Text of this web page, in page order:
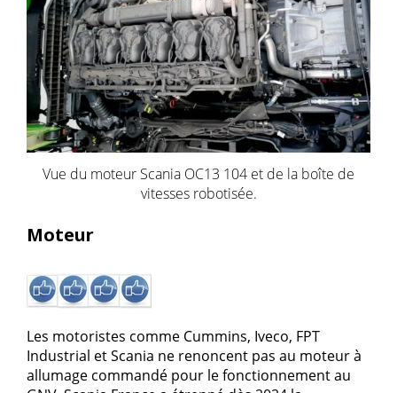
Vue du moteur Scania OC13 104 et de la boîte de
vitesses robotisée.
Moteur
Les motoristes comme Cummins, Iveco, FPT
Industrial et Scania ne renoncent pas au moteur à
allumage commandé pour le fonctionnement au